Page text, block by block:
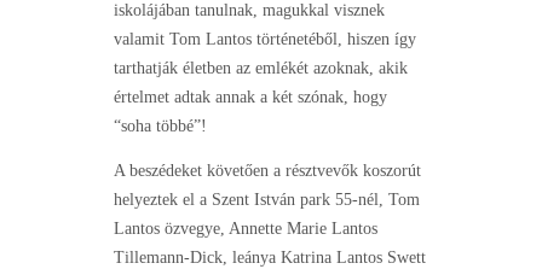
iskolájában tanulnak, magukkal visznek
valamit Tom Lantos történetéből, hiszen így
tarthatják életben az emlékét azoknak, akik
értelmet adtak annak a két szónak, hogy
“soha többé”!
A beszédeket követően a résztvevők koszorút
helyeztek el a Szent István park 55-nél, Tom
Lantos özvegye, Annette Marie Lantos
Tillemann-Dick, leánya Katrina Lantos Swett